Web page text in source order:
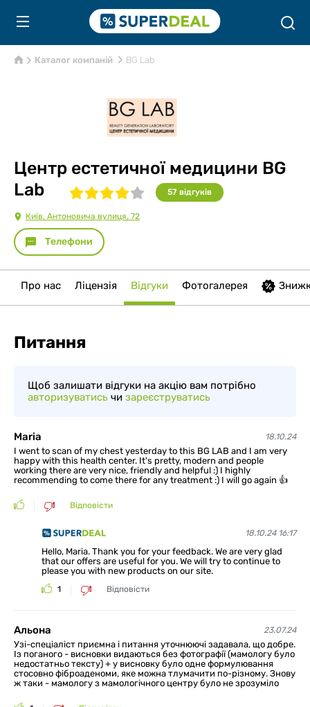
Каталог компаній BG Lab
Центр естетичної медицини BG
Lab
57 відгуків
Київ, Антоновича вулиця, 72
Телефони
Про нас Ліцензія Відгуки Фотогалерея
Питання
Щоб залишати відгуки на акцію вам потрібно
авторизуватись чи зареєструватись
Maria 18.10.24
I went to scan of my chest yesterday to this BG LAB and I am very
happy with this health center. It's pretty, modern and people
working there are very nice, friendly and helpful :) I highly
recommending to come there for any treatment :) I will go again 👍
Відповісти
18.10.24 16:17
Hello, Maria. Thank you for your feedback. We are very glad
that our offers are useful for you. We will try to continue to
please you with new products on our site.
1 Відповісти
Альона 23.07.24
Узі-спеціаліст приємна і питання уточнюючі задавала, що добре.
Із поганого - висновки видаються без фотографії (мамологу було
недостатньо тексту) + у висновку було одне формулювання
стосовно фіброаденоми, яке можна тлумачити по-різному. Знову
ж таки - мамологу з мамологічного центру було не зрозуміло